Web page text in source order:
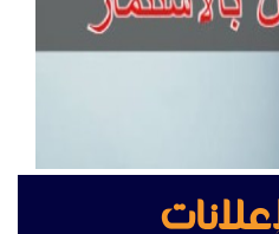
بوينت